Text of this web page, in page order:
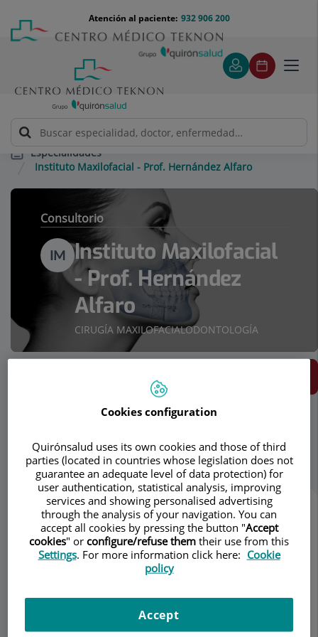
contenido
Menú
teléfono
cabecera
932 906 200
Atención al paciente:
Especialidades
Instituto Maxilofacial - Prof. Hernández Alfaro
Consultorio
IM Instituto Maxilofacial
- Prof. Hernández
Alfaro
CIRUGÍA MAXILOFACIALODONTOLOGÍA
ServiciosEquipoContactoDatos de interés
Horario
Pedir cita
Descripción
ElInstituto Maxilofaciales uno de los centros más
innovadores a nivel internacional encirugía oral y
. El Dr. Federico Hernández Alfaro y su
equipo son profesores universitarios y líderes de
opinión en la especialidad. Imparten cursos y
conferencias a nivel mundial y han publicadomás
Cookies configuration
Quirónsalud uses its own cookies and those of third
parties (located in countries whose legislation does not
guarantee an adequate level of data protection) for
user authentication, statistical analysis, improving
services and showing personalised advertising
through the analysis of your navigation. You can
accept all cookies by pressing the button "Accept
cookies" or configure/refuse them their use from this
Settings. For more information click here: Cookie
policy
Accept